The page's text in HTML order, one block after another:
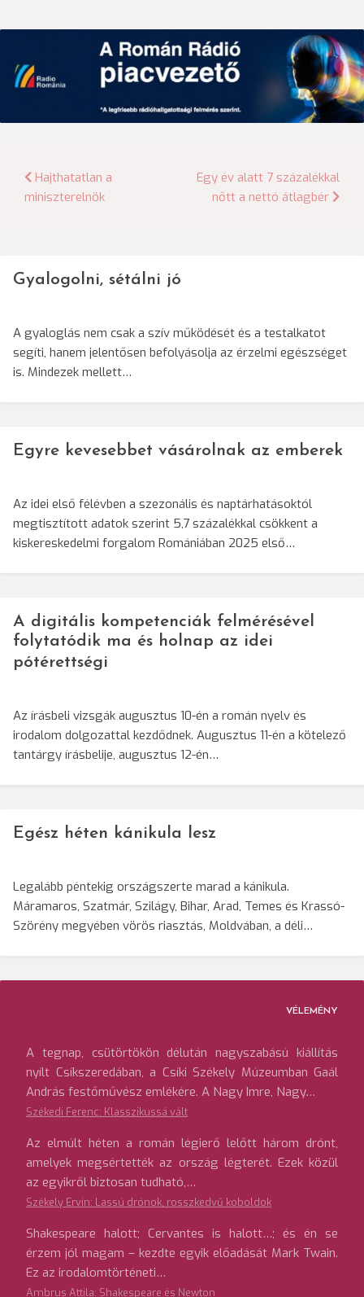
Bejegyzés
Hajthatatlan a
miniszterelnök
Egy év alatt 7 százalékkal
nőtt a nettó átlagbér
Gyalogolni, sétálni jó
A gyaloglás nem csak a szív működését és a testalkatot
segíti, hanem jelentősen befolyásolja az érzelmi egészséget
is. Mindezek mellett…
Egyre kevesebbet vásárolnak az emberek
Az idei első félévben a szezonális és naptárhatásoktól
megtisztított adatok szerint 5,7 százalékkal csökkent a
kiskereskedelmi forgalom Romániában 2025 első…
A digitális kompetenciák felmérésével
folytatódik ma és holnap az idei
pótérettségi
Az írásbeli vizsgák augusztus 10-én a román nyelv és
irodalom dolgozattal kezdődnek. Augusztus 11-én a kötelező
tantárgy írásbelije, augusztus 12-én…
Egész héten kánikula lesz
Legalább péntekig országszerte marad a kánikula.
Máramaros, Szatmár, Szilágy, Bihar, Arad, Temes és Krassó-
Szörény megyében vörös riasztás, Moldvában, a déli…
VÉLEMÉNY
A tegnap, csütörtökön délután nagyszabású kiállítás
nyílt Csíkszeredában, a Csíki Székely Múzeumban Gaál
András festőművész emlékére. A Nagy Imre, Nagy…
Székedi Ferenc: Klasszikussá vált
Az elmúlt héten a román légierő lelőtt három drónt,
amelyek megsértették az ország légterét. Ezek közül
az egyikről biztosan tudható,…
Székely Ervin: Lassú drónok, rosszkedvű koboldok
Shakespeare halott; Cervantes is halott…; és én se
érzem jól magam – kezdte egyik előadását Mark Twain.
Ez az irodalomtörténeti…
Ambrus Attila: Shakespeare és Newton